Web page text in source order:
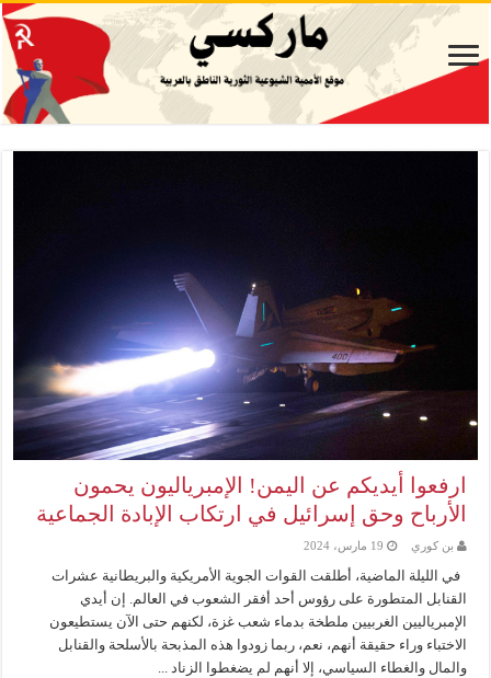
ارفعوا أيديكم عن اليمن! الإمبرياليون يحمون
الأرباح وحق إسرائيل في ارتكاب الإبادة الجماعية
بن كوري 19 مارس، 2024
في الليلة الماضية، أطلقت القوات الجوية الأمريكية والبريطانية عشرات
القنابل المتطورة على رؤوس أحد أفقر الشعوب في العالم. إن أيدي
الإمبرياليين الغربيين ملطخة بدماء شعب غزة، لكنهم حتى الآن يستطيعون
الاختباء وراء حقيقة أنهم، نعم، ربما زودوا هذه المذبحة بالأسلحة والقنابل
والمال والغطاء السياسي، إلا أنهم لم يضغطوا الزناد ...